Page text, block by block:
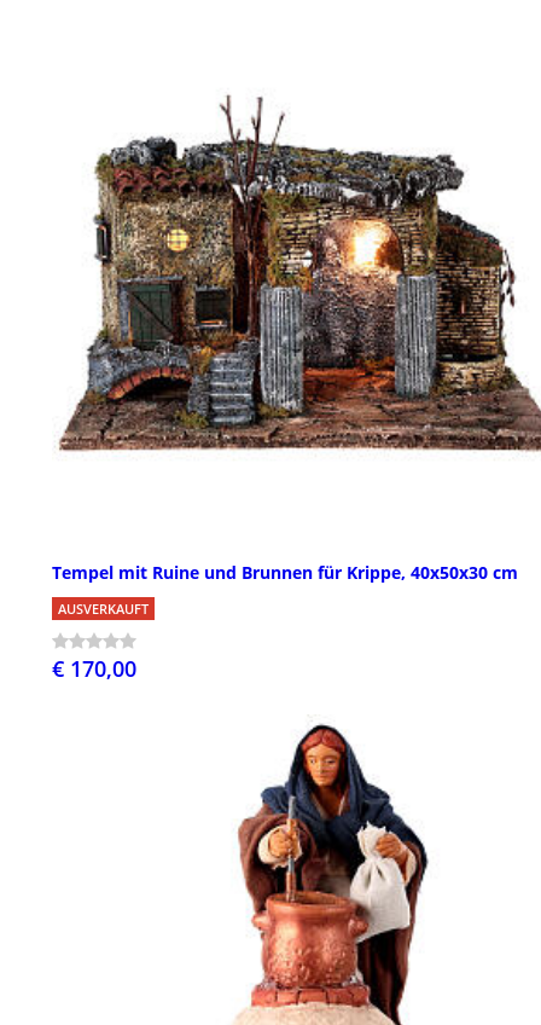
Tempel mit Ruine und Brunnen für Krippe, 40x50x30 cm
AUSVERKAUFT
€ 170,00